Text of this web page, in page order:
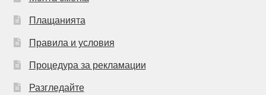
Плащанията
Правила и условия
Процедура за рекламации
Разгледайте